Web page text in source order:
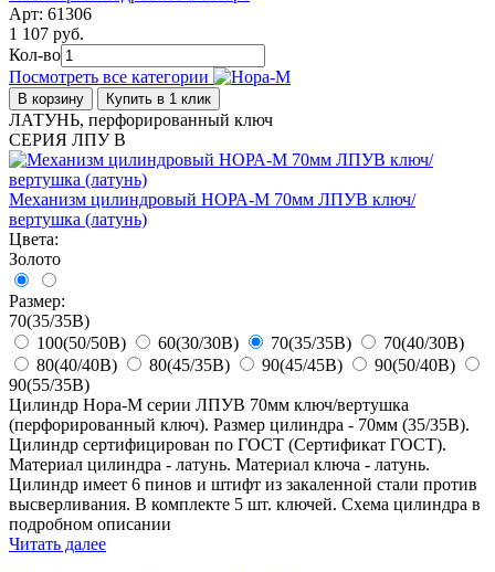
Арт: 61306
1 107 руб.
Кол-во
Посмотреть все категории
В корзину Купить в 1 клик
ЛАТУНЬ, перфорированный ключ
СЕРИЯ ЛПУ В
Механизм цилиндровый НОРА-М 70мм ЛПУВ ключ/
вертушка (латунь)
Цвета:
Золото
Размер:
70(35/35В)
100(50/50В)
60(30/30В) 70(35/35В)
70(40/30В)
80(40/40В)
80(45/35В) 90(45/45В)
90(50/40В)
90(55/35В)
Цилиндр Нора-М серии ЛПУВ 70мм ключ/вертушка
(перфорированный ключ). Размер цилиндра - 70мм (35/35В).
Цилиндр сертифицирован по ГОСТ (Сертификат ГОСТ).
Материал цилиндра - латунь. Материал ключа - латунь.
Цилиндр имеет 6 пинов и штифт из закаленной стали против
высверливания. В комплекте 5 шт. ключей. Схема цилиндра в
подробном описании
Читать далее